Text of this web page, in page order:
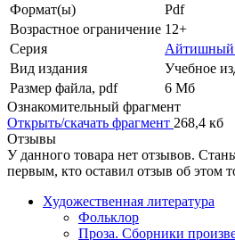
Формат(ы)
Pdf
Возрастное ограничение 12+
Серия
Айтишный
Вид издания
Учебное
Размер файла, pdf
6 Mб
Ознакомительный фрагмент
Открыть/скачать фрагмент 268,4 кб
Отзывы
У данного товара нет отзывов.
первым, кто оставил отзыв об этом
Художественная литература
Фольклор
Проза. Сборники